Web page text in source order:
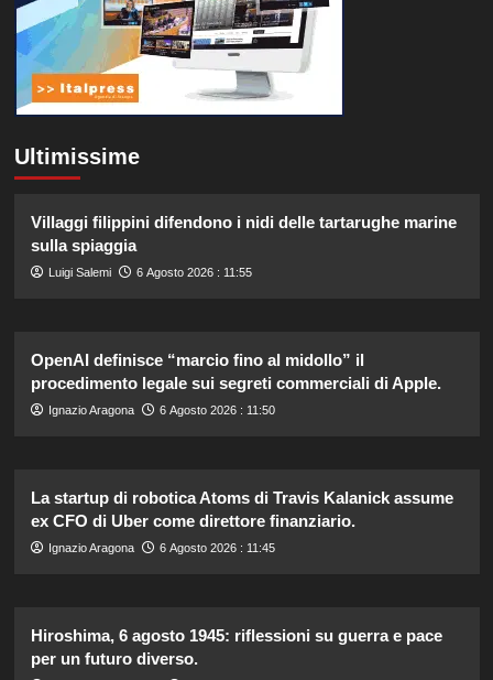
Ultimissime
Villaggi filippini difendono i nidi delle tartarughe marine
sulla spiaggia
Luigi Salemi 6 Agosto 2026 : 11:55
OpenAI definisce “marcio fino al midollo” il
procedimento legale sui segreti commerciali di Apple.
Ignazio Aragona 6 Agosto 2026 : 11:50
La startup di robotica Atoms di Travis Kalanick assume
ex CFO di Uber come direttore finanziario.
Ignazio Aragona 6 Agosto 2026 : 11:45
Hiroshima, 6 agosto 1945: riflessioni su guerra e pace
per un futuro diverso.